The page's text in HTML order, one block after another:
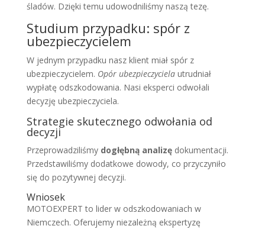
śladów. Dzięki temu udowodniliśmy naszą tezę.
Studium przypadku: spór z
ubezpieczycielem
W jednym przypadku nasz klient miał spór z
ubezpieczycielem. Opór ubezpieczycielautrudniał
wypłatę odszkodowania. Nasi eksperci odwołali
decyzję ubezpieczyciela.
Strategie skutecznego odwołania od
decyzji
Przeprowadziliśmy dogłębną analizędokumentacji.
Przedstawiliśmy dodatkowe dowody, co przyczyniło
się do pozytywnej decyzji.
Wniosek
MOTOEXPERT to lider w odszkodowaniach w
Niemczech. Oferujemy niezależną ekspertyzę